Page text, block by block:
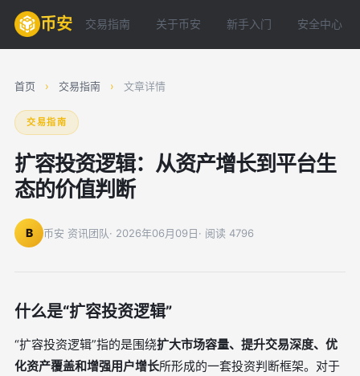
币安 交易指南 关于币安 新手入门 安全中心
首页 › 交易指南 › 文章详情
交易指南
扩容投资逻辑：从资产增长到平台生
态的价值判断
B 币安 资讯团队· 2026年06月09日· 阅读 4796
什么是“扩容投资逻辑”
“扩容投资逻辑”指的是围绕扩大市场容量、提升交易深度、优
化资产覆盖和增强用户增长所形成的一套投资判断框架。对于